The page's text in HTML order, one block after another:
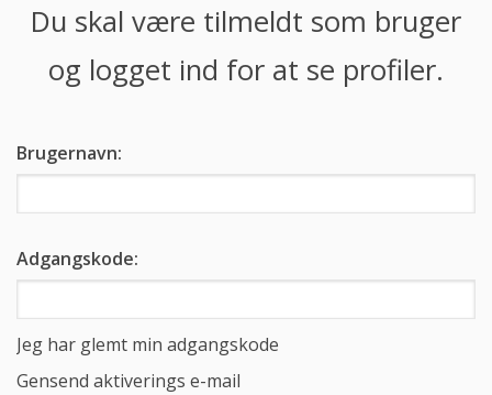
Du skal være tilmeldt som bruger
og logget ind for at se profiler.
Brugernavn:
Adgangskode:
Jeg har glemt min adgangskode
Gensend aktiverings e-mail